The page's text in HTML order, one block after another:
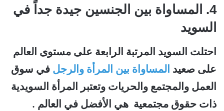
4. المساواة بين الجنسين جيدة جداً في
السويد
احتلت السويد المرتبة الرابعة على مستوى العالم
على صعيد المساواة بين المرأة والرجل في سوق
العمل والمجتمع والحريات وتعتبر المرأة السويدية
ذات حقوق مجتمعية هي الأفضل في العالم .